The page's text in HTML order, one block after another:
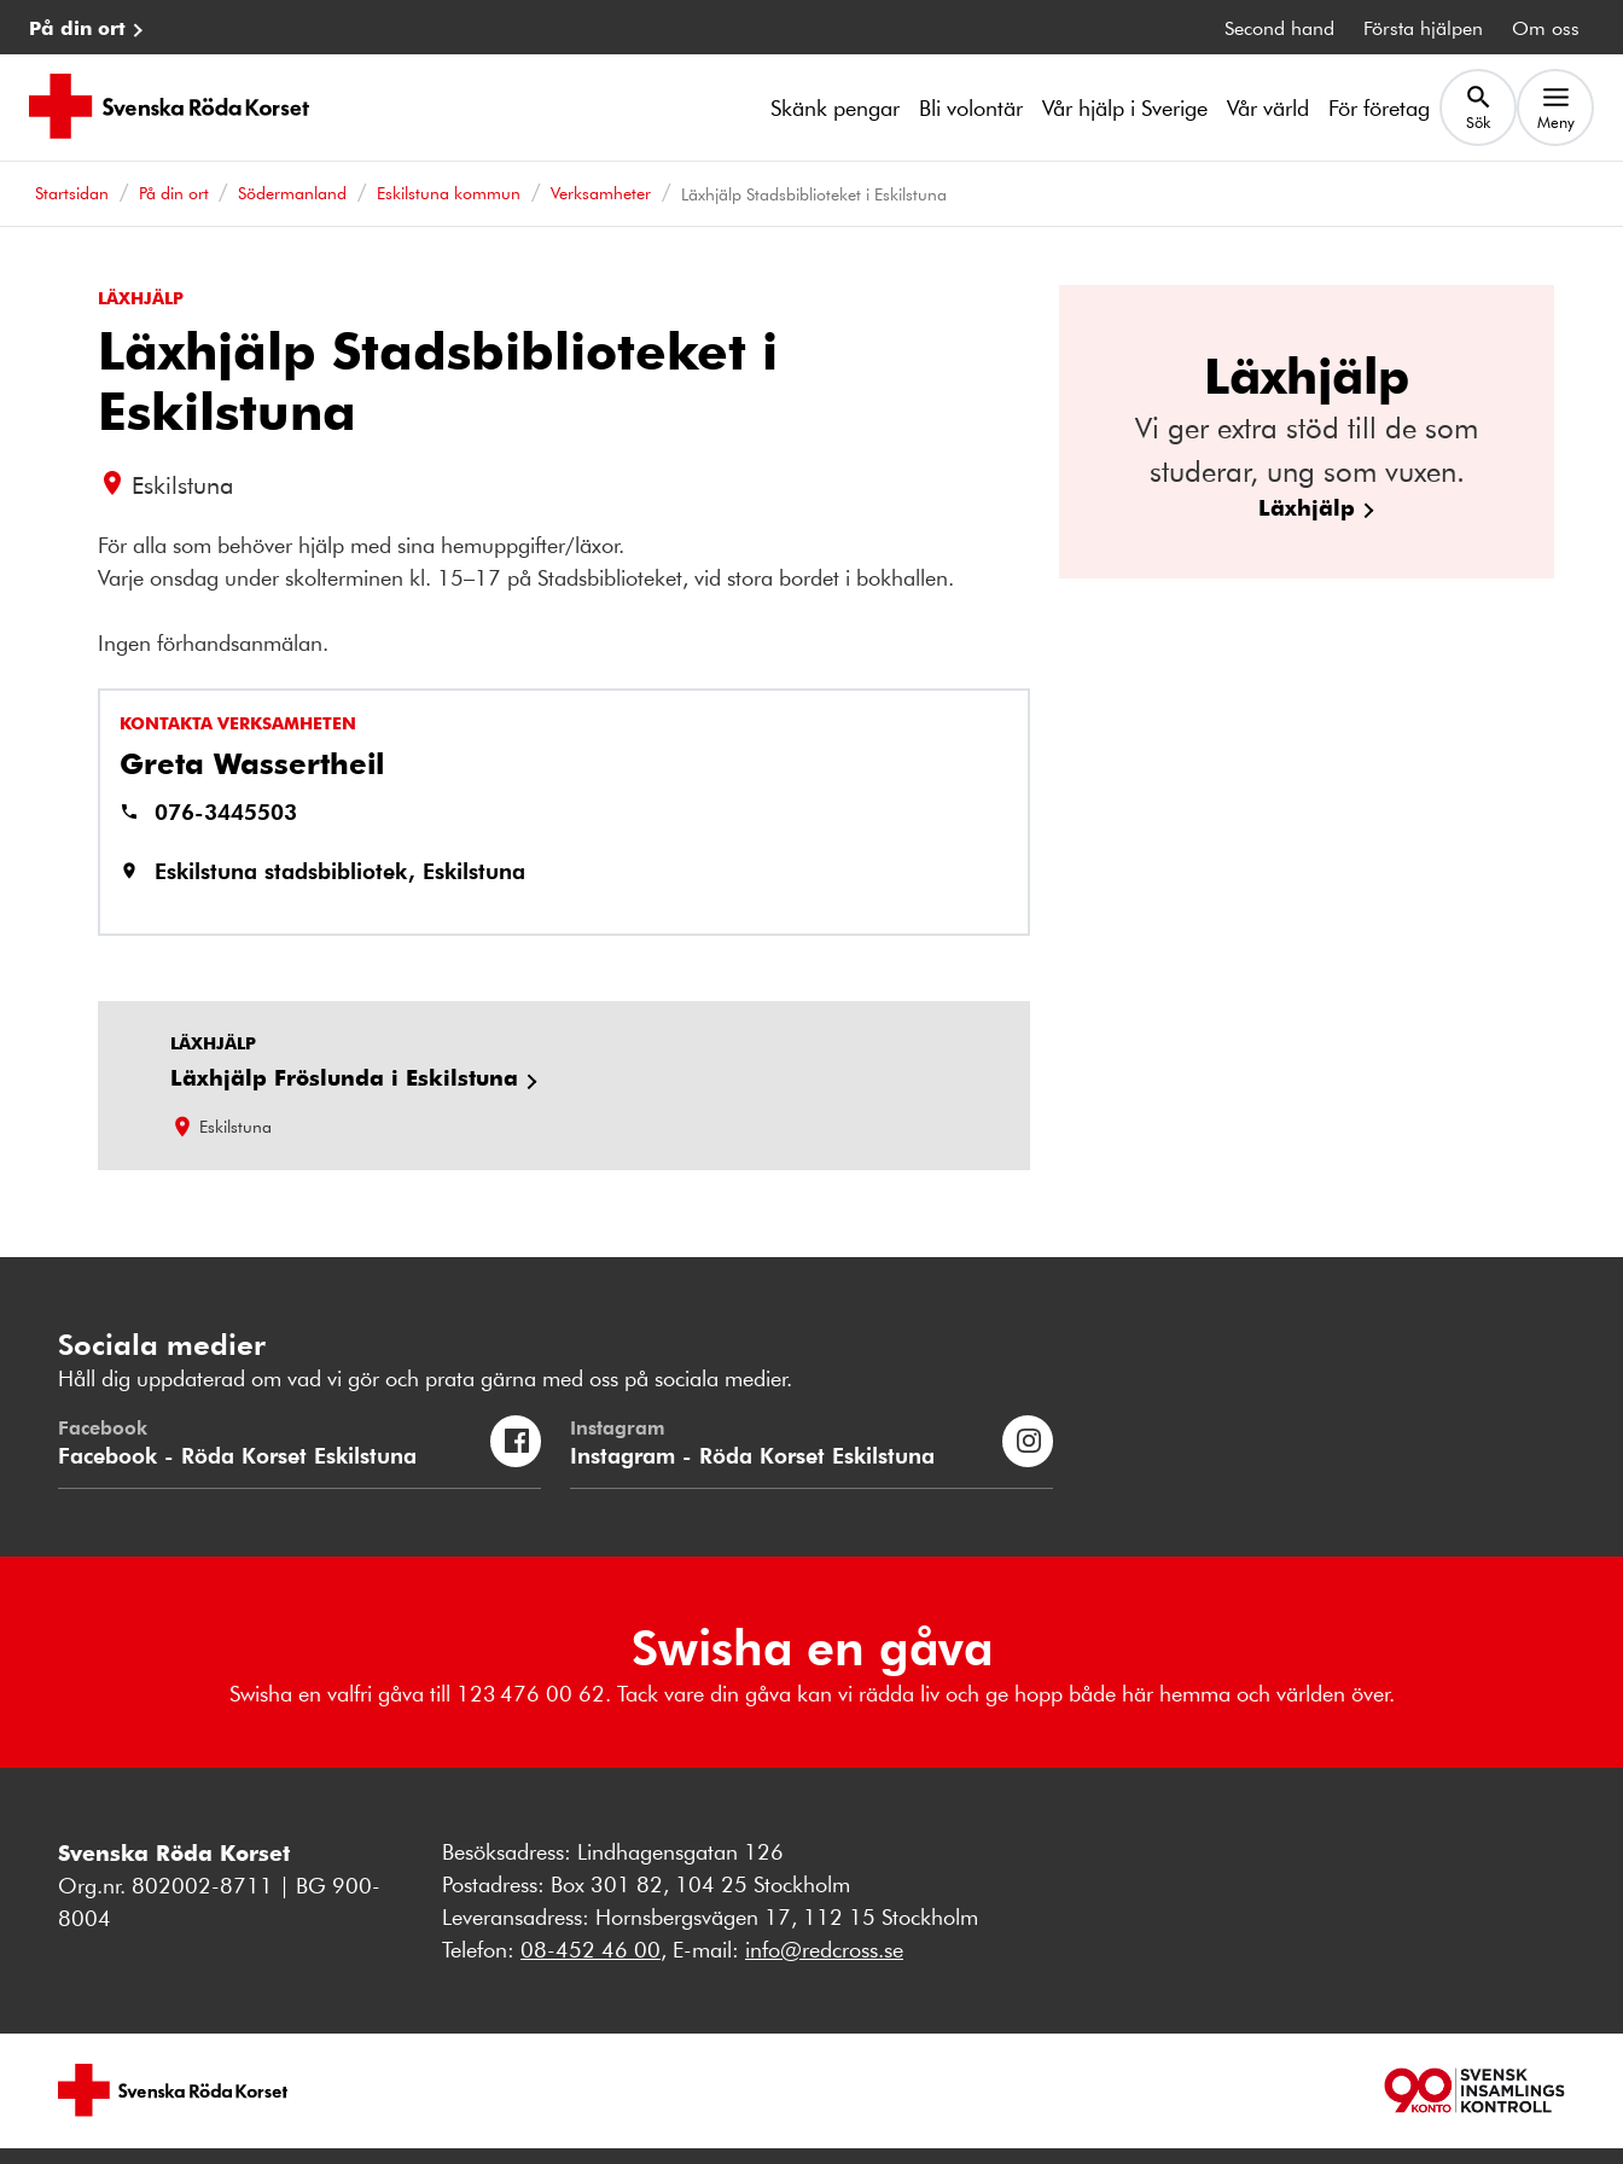
På din ort Second hand Första hjälpen Om oss
Skänk pengar Bli volontär Vår hjälp i Sverige Vår värld För företag Sök Meny
Startsidan På din ort Södermanland Eskilstuna kommun Verksamheter Läxhjälp Stadsbiblioteket i Eskilstuna
LÄXHJÄLP
Läxhjälp Stadsbiblioteket i
Eskilstuna
Eskilstuna
För alla som behöver hjälp med sina hemuppgifter/läxor.
Varje onsdag under skolterminen kl. 15–17 på Stadsbiblioteket, vid stora bordet i bokhallen.
Ingen förhandsanmälan.
KONTAKTA VERKSAMHETEN
Greta Wassertheil
076-3445503
Eskilstuna stadsbibliotek, Eskilstuna
LÄXHJÄLP
Läxhjälp Fröslunda i Eskilstuna
Eskilstuna
Läxhjälp
Vi ger extra stöd till de som
studerar, ung som vuxen.
Läxhjälp
Sociala medier
Håll dig uppdaterad om vad vi gör och prata gärna med oss på sociala medier.
Facebook
Facebook - Röda Korset Eskilstuna
Instagram
Instagram - Röda Korset Eskilstuna
Swisha en gåva
Swisha en valfri gåva till 123 476 00 62. Tack vare din gåva kan vi rädda liv och ge hopp både här hemma och världen över.
Svenska Röda Korset
Org.nr. 802002-8711 | BG 900-
8004
Besöksadress: Lindhagensgatan 126
Postadress: Box 301 82, 104 25 Stockholm
Leveransadress: Hornsbergsvägen 17, 112 15 Stockholm
Telefon: 08-452 46 00, E-mail: info@redcross.se